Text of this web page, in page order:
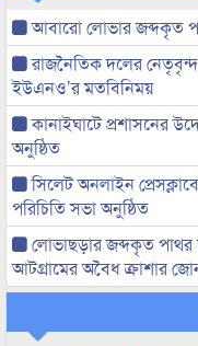
আবারো লোভার জব্দকৃত
রাজনৈতিক দলের
ইউএনও’র মতবিনিময়
কানাইঘাটে প্রশাসনের
অনুষ্ঠিত
সিলেট অনলাইন
পরিচিতি সভা অনুষ্ঠিত
লোভাছড়ার জব্দকৃত পাথর
আটগ্রামের অবৈধ ক্রাশার